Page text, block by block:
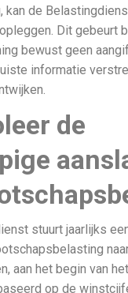
kan de
Dit gebeurt
bewust geen
informatie
de
stuurt jaarlijks
aan het begin van
op de